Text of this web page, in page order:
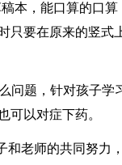
本，能口算的口算
只要在原来的竖式
问题，针对孩子学
可以对症下药。
老师的共同努力，